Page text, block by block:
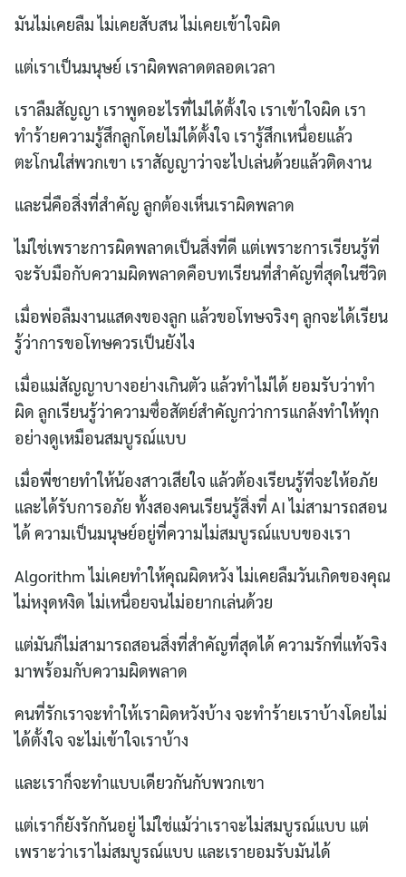
มันไม่เคยลืม ไม่เคยสับสน ไม่เคยเข้าใจผิด
แต่เราเป็นมนุษย์ เราผิดพลาดตลอดเวลา
เราลืมสัญญา เราพูดอะไรที่ไม่ได้ตั้งใจ เราเข้าใจผิด เรา
ทำร้ายความรู้สึกลูกโดยไม่ได้ตั้งใจ เรารู้สึกเหนื่อยแล้ว
ตะโกนใส่พวกเขา เราสัญญาว่าจะไปเล่นด้วยแล้วติดงาน
และนี่คือสิ่งที่สำคัญ ลูกต้องเห็นเราผิดพลาด
ไม่ใช่เพราะการผิดพลาดเป็นสิ่งที่ดี แต่เพราะการเรียนรู้ที่
จะรับมือกับความผิดพลาดคือบทเรียนที่สำคัญที่สุดในชีวิต
เมื่อพ่อลืมงานแสดงของลูก แล้วขอโทษจริงๆ ลูกจะได้เรียน
รู้ว่าการขอโทษควรเป็นยังไง
เมื่อแม่สัญญาบางอย่างเกินตัว แล้วทำไม่ได้ ยอมรับว่าทำ
ผิด ลูกเรียนรู้ว่าความซื่อสัตย์สำคัญกว่าการแกล้งทำให้ทุก
อย่างดูเหมือนสมบูรณ์แบบ
เมื่อพี่ชายทำให้น้องสาวเสียใจ แล้วต้องเรียนรู้ที่จะให้อภัย
และได้รับการอภัย ทั้งสองคนเรียนรู้สิ่งที่ AI ไม่สามารถสอน
ได้ ความเป็นมนุษย์อยู่ที่ความไม่สมบูรณ์แบบของเรา
Algorithm ไม่เคยทำให้คุณผิดหวัง ไม่เคยลืมวันเกิดของคุณ
ไม่หงุดหงิด ไม่เหนื่อยจนไม่อยากเล่นด้วย
แต่มันก็ไม่สามารถสอนสิ่งที่สำคัญที่สุดได้ ความรักที่แท้จริง
มาพร้อมกับความผิดพลาด
คนที่รักเราจะทำให้เราผิดหวังบ้าง จะทำร้ายเราบ้างโดยไม่
ได้ตั้งใจ จะไม่เข้าใจเราบ้าง
และเราก็จะทำแบบเดียวกันกับพวกเขา
แต่เราก็ยังรักกันอยู่ ไม่ใช่แม้ว่าเราจะไม่สมบูรณ์แบบ แต่
เพราะว่าเราไม่สมบูรณ์แบบ และเรายอมรับมันได้